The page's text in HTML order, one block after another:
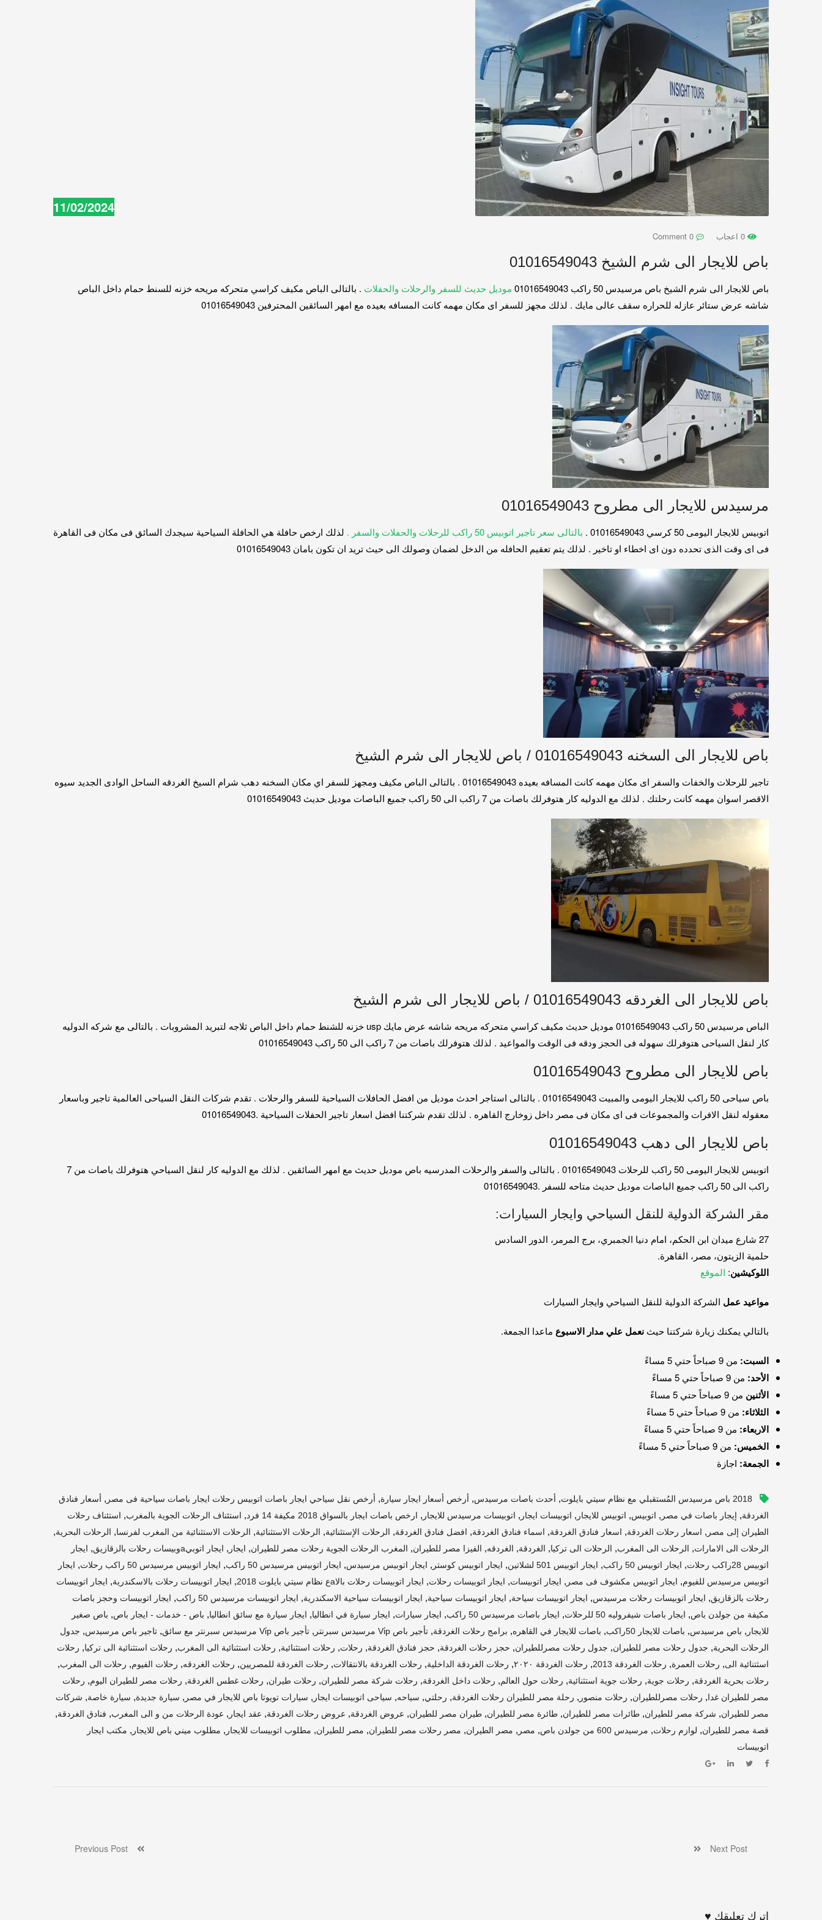
11/02/2024
باص للايجار الى شرم الشيخ 01016549043
باص للايجار الى شرم الشيخ باص مرسيدس 50 راكب 01016549043 موديل حديث للسفر والرحلات والحفلات . بالتالى الباص مكيف كراسي متحركه مريحه خزنه للسنط حمام داخل الباص
شاشه عرض ستائر عازله للحراره سقف عالى مايك . لذلك مجهز للسفر اى مكان مهمه كانت المسافه بعيده مع امهر السائقين المحترفين 01016549043
مرسيدس للايجار الى مطروح 01016549043
اتوبيس للايجار اليومى 50 كرسي 01016549043 . بالتالى سعر تاجير اتوبيس 50 راكب للرحلات والحفلات والسفر .
لذلك ارخص حافلة هي الحافلة السياحية سيجدك السائق فى مكان فى القاهرة
فى اى وقت الذى تحدده دون اى اخطاء او تاخير . لذلك يتم تعقيم الحافله من الدخل لضمان وصولك الى حيث تريد ان تكون بامان 01016549043
باص للايجار الى السخنه 01016549043 / باص للايجار الى شرم الشيخ
تاجير للرحلات والخفات والسفر اى مكان مهمه كانت المسافه بعيده 01016549043 . بالتالى الباص مكيف ومجهز للسفر اي مكان السخنه دهب شرام السيخ الغردقه الساحل الوادى الجديد سيوه
الاقصر اسوان مهمه كانت رحلتك . لذلك مع الدوليه كار هتوفرلك باصات من 7 راكب الى 50 راكب جميع الباصات موديل حديث 01016549043
باص للايجار الى الغردقه 01016549043 / باص للايجار الى شرم الشيخ
الباص مرسيدس 50 راكب 01016549043 موديل حديث مكيف كراسي متحركه مريحه شاشه عرض مايك usp خزنه للشنط حمام داخل الباص ثلاجه لتبريد المشروبات . بالتالى مع شركه الدوليه
كار لنقل السياحى هتوفرلك سهوله فى الحجز ودقه فى الوقت والمواعيد . لذلك هتوفرلك باصات من 7 راكب الى 50 راكب 01016549043
باص للايجار الى مطروح 01016549043
باص سياحى 50 راكب للايجار اليومى والمبيت 01016549043 . بالتالى استاجر احدث موديل من افضل الحافلات السياحية للسفر والرحلات . تقدم شركات النقل السياحى العالمية تاجير وباسعار
معقوله لنقل الافرات والمجموعات فى اى مكان فى مصر داخل زوخارج القاهره . لذلك تقدم شركتنا افضل اسعار تاجير الحفلات السياحية .01016549043
باص للايجار الى دهب 01016549043
اتوبيس للايجار اليومى 50 راكب للرحلات 01016549043 . بالتالى والسفر والرحلات المدرسيه باص موديل حديث مع امهر السائقين . لذلك مع الدوليه كار لنقل السياحي هتوفرلك باصات من 7
راكب الى 50 راكب جميع الباصات موديل حديث متاحه للسفر .01016549043
مقر الشركة الدولية للنقل السياحي وايجار السيارات:
27 شارع ميدان ابن الحكم، امام دنيا الجمبري، برج المرمر، الدور السادس
حلمية الزيتون، مصر، القاهرة.
اللوكيشين: الموقع
مواعيد عمل الشركة الدولية للنقل السياحي وايجار السيارات
بالتالي يمكنك زيارة شركتنا حيث نعمل علي مدار الاسبوع ماعدا الجمعة.
السبت: من 9 صباحاً حتي 5 مساءً
الأحد: من 9 صباحاً حتي 5 مساءً
الأثنين من 9 صباحاً حتي 5 مساءً
الثلاثاء: من 9 صباحاً حتي 5 مساءً
الاربعاء: من 9 صباحاً حتي 5 مساءً
الخميس: من 9 صباحاً حتي 5 مساءً
الجمعة: اجازة
2018 باص مرسيدس المُستقبلي مع نظام سيتي بايلوت , أحدث باصات مرسيدس, أرخص أسعار ايجار سيارة, أرخص نقل سياحي ايجار باصات اتوبيس رحلات ايجار باصات سياحية فى مصر , أسعار فنادق
الغردقة, إيجار باصات في مصر , اتوبيس, اتوبيس للايجار , اتوبيسات ايجار , اتوبيسات مرسيدس للايجار , ارخص باصات ايجار بالسواق 2018 مكيفة 14 فرد , استئناف الرحلات الجوية بالمغرب, استئناف رحلات
الطيران إلى مصر , اسعار رحلات الغردقة, اسعار فنادق الغردقة, اسماء فنادق الغردقة, افضل فنادق الغردقة, الرحلات الإستثنائية, الرحلات الاستثنائية, الرحلات الاستثنائية من المغرب لفرنسا, الرحلات البحرية,
الرحلات الى الامارات, الرحلات الى المغرب, الرحلات الى تركيا, الغردقة, الغردقه, الفيزا مصر للطيران, المغرب الرحلات الجوية رحلات مصر للطيران, ايجار , ايجار اتوبيaوبيسات رحلات بالزقازيق , ايجار
اتوبيس 28راكب رحلات
, ايجار اتوبيس 50 راكب , ايجار اتوبيس 501 لشلاتين , ايجار اتوبيس كوستر , ايجار اتوبيس مرسيدس, ايجار اتوبيس مرسيدس 50 راكب , ايجار اتوبيس مرسيدس 50 راكب رحلات , ايجار
اتوبيس مرسيدس للفيوم, ايجار اتوبيس مكشوف فى مصر , ايجار اتوبيسات, ايجار اتوبيسات رحلات, ايجار اتوبيسات رحلات بالاaع نظام سيتي بايلوت 2018 , ايجار اتوبيسات رحلات بالاسكندرية, ايجار اتوبيسات
رحلات بالزقازيق, ايجار اتوبيسات رحلات مرسيدس, ايجار اتوبيسات سياحة, ايجار اتوبيسات سياحية, ايجار اتوبيسات سياحية الاسكندرية, ايجار اتوبيسات مرسيدس 50 راكب , ايجار اتوبيسات وحجز باصات
مكيفة من جولدن باص, ايجار باصات شيفروليه 50 للرحلات , ايجار باصات مرسيدس 50 راكب , ايجار سيارات, ايجار سيارة في انطاليا, ايجار سيارة مع سائق انطاليا, باص - خدمات - ايجار باص, باص صغير
للايجار , باص مرسيدس, باصات للايجار 50راكب , باصات للايجار في القاهره, برامج رحلات الغردقة, تأجير باص Vi̇p مرسيدس سبرنتر , تأجير باص Vi̇p مرسيدس سبرنتر مع سائق , تاجير باص مرسيدس, جدول
الرحلات البحرية, جدول رحلات مصر للطيران, جدول رحلات مصرللطيران, حجز رحلات الغردقة, حجز فنادق الغردقة, رحلات, رحلات استثنائية, رحلات استثنائية الى المغرب, رحلات استثنائية الى تركيا, رحلات
اسثتنائية الى, رحلات العمرة, رحلات الغردقة 2013 , رحلات الغردقة ٢٠٢٠ , رحلات الغردقة الداخلية, رحلات الغردقة بالانتقالات, رحلات الغردقة للمصريين, رحلات الغردقه, رحلات الفيوم, رحلات الى المغرب,
رحلات بحرية الغردقة, رحلات جوية, رحلات جوية استثنائية, رحلات حول العالم, رحلات داخل الغردقة, رحلات شركة مصر للطيران, رحلات طيران, رحلات غطس الغردقة, رحلات مصر للطيران اليوم, رحلات
مصر للطيران غدا, رحلات مصرللطيران, رحلات منصور , رحلة مصر للطيران رحلات الغردقة, رحلتي, سياحه, سياحى اتوبيسات ايجار , سيارات تويوتا باص للايجار في مصر , سيارة جديدة, سيارة خاصة, شركات
مصر للطيران, شركة مصر للطيران, طائرات مصر للطيران, طائرة مصر للطيران, طيران مصر للطيران, عروض الغردقة, عروض رحلات الغردقة, عقد ايجار , عودة الرحلات من و الى المغرب, فنادق الغردقة,
قصة مصر للطيران, لوازم رحلات, مرسيدس 600 من جولدن باص , مصر , مصر الطيران, مصر رحلات مصر للطيران, مصر للطيران, مطلوب اتوبيسات للايجار , مطلوب ميني باص للايجار , مكتب ايجار
اتوبيسات
Next Post
اترك تعليقك ♥